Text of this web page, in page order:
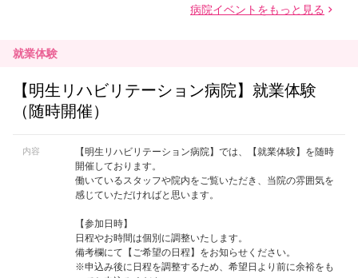
就業体験
【明生リハビリテーション病院】就業体験
（随時開催）
内容
【明生リハビリテーション病院】では、【就業体験】を随時
開催しております。
働いているスタッフや院内をご覧いただき、当院の雰囲気を
感じていただければと思います。
【参加日時】
日程やお時間は個別に調整いたします。
備考欄にて【ご希望の日程】をお知らせください。
※申込み後に日程を調整するため、希望日より前に余裕をも